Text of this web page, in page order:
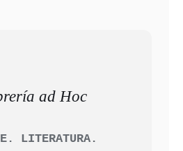
ad Hoc
LITERATURA.